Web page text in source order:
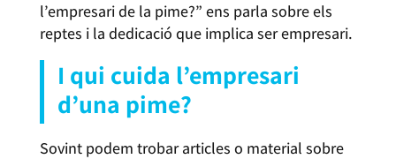
l’empresari de la pime?” ens parla sobre els
reptes i la dedicació que implica ser empresari.
I qui cuida l’empresari
d’una pime?
Sovint podem trobar articles o material sobre